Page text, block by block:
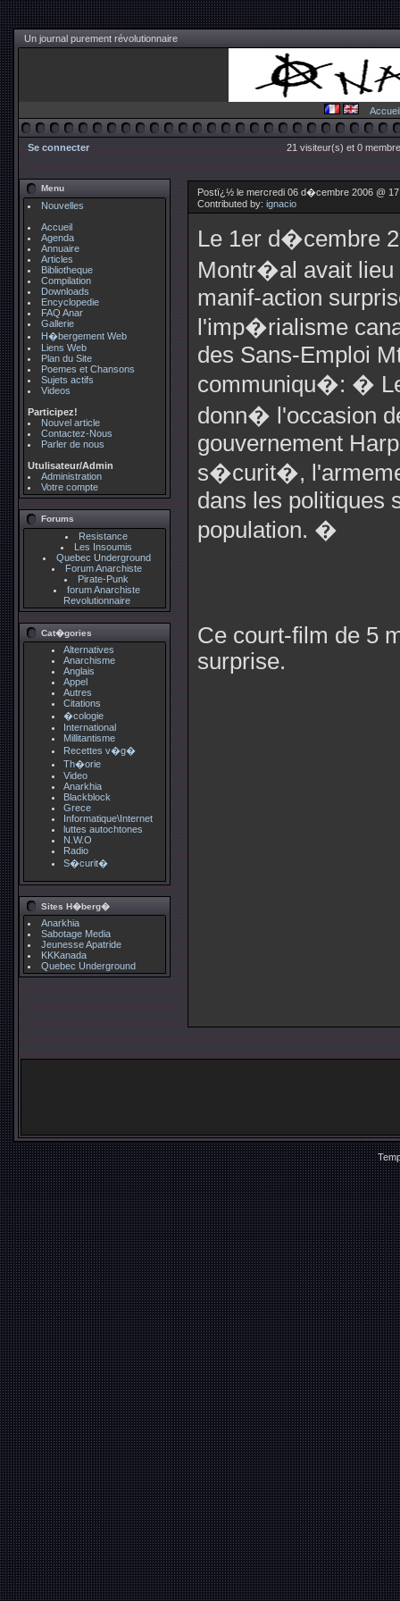
Un journal purement révolutionnaire
Accueil
Se connecter 21 visiteur(s) et 0
Menu
Nouvelles
Accueil
Agenda
Annuaire
Articles
Bibliotheque
Compilation
Downloads
Encyclopedie
FAQ Anar
Gallerie
H�bergement Web
Liens Web
Plan du Site
Poemes et Chansons
Sujets actifs
Videos
Participez!
Nouvel article
Contactez-Nous
Parler de nous
Utulisateur/Admin
Administration
Votre compte
Forums
Resistance
Les Insoumis
Quebec Underground
Forum Anarchiste
Pirate-Punk
forum Anarchiste
Revolutionnaire
Cat�gories
Alternatives
Anarchisme
Anglais
Appel
Autres
Citations
�cologie
International
Millitantisme
Recettes v�g�
Th�orie
Video
Anarkhia
Blackblock
Grece
Informatique\Internet
luttes autochtones
N.W.O
Radio
S�curit�
Sites H�berg�
Anarkhia
Sabotage Media
Jeunesse Apatride
KKKanada
Quebec Underground
Postï¿½ le mercredi 06 d�cembre 2006 @
Contributed by: ignacio
Le 1er d�cembre
Montr�al avait lieu
manif-action
l'imp�rialisme
des Sans-Emploi
communiqu�: �
donn� l'occasion
gouvernement
s�curit�,
dans les politiques
population. �
Ce court-film de 5
surprise.